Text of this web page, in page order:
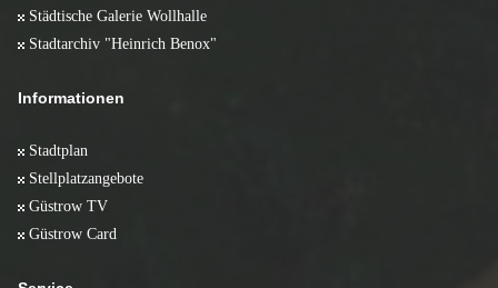
Städtische Galerie Wollhalle
Stadtarchiv "Heinrich Benox"
Informationen
Stadtplan
Stellplatzangebote
Güstrow TV
Güstrow Card